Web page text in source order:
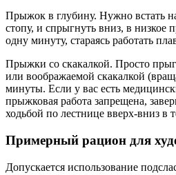
Прыжок в глубину. Нужно встать
стопу, и спрыгнуть вниз, в низкое
одну минуту, стараясь работать
Прыжки со скакалкой. Просто
или воображаемой скакалкой
минуты. Если у вас есть
прыжковая работа запрещена,
ходьбой по лестнице вверх-вниз в
Примерный рацион для
Допускается использование